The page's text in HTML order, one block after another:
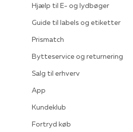
Hjælp til E- og lydbøger
Guide til labels og etiketter
Prismatch
Bytteservice og returnering
Salg til erhverv
App
Kundeklub
Fortryd køb